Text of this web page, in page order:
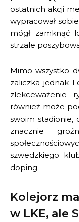
ostatnich akcji
wypracował
mógł zamknąć
strzale
Mimo wszystko
zaliczka jednak
zlekceważenie
również może
swoim stadionie,
znacznie
szwedzkiego
doping.
Kolejorz
w LKE, ale